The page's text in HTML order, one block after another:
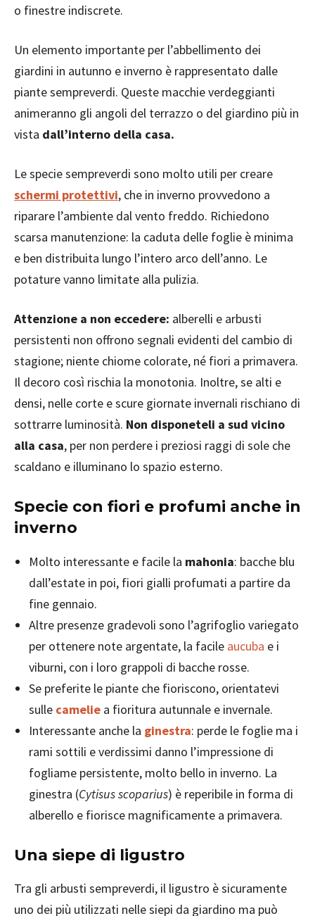
o finestre indiscrete.
Un elemento importante per l’abbellimento dei
giardini in autunno e inverno è rappresentato dalle
piante sempreverdi. Queste macchie verdeggianti
animeranno gli angoli del terrazzo o del giardino più in
vista dall’interno della casa.
Le specie sempreverdi sono molto utili per creare
schermi protettivi, che in inverno provvedono a
riparare l’ambiente dal vento freddo. Richiedono
scarsa manutenzione: la caduta delle foglie è minima
e ben distribuita lungo l’intero arco dell’anno. Le
potature vanno limitate alla pulizia.
Attenzione a non eccedere: alberelli e arbusti
persistenti non offrono segnali evidenti del cambio di
stagione; niente chiome colorate, né fiori a primavera.
Il decoro così rischia la monotonia. Inoltre, se alti e
densi, nelle corte e scure giornate invernali rischiano di
sottrarre luminosità. Non disponeteli a sud vicino
alla casa, per non perdere i preziosi raggi di sole che
scaldano e illuminano lo spazio esterno.
Specie con fiori e profumi anche in
inverno
Molto interessante e facile la mahonia: bacche blu
dall’estate in poi, fiori gialli profumati a partire da
fine gennaio.
Altre presenze gradevoli sono l’agrifoglio variegato
per ottenere note argentate, la facile aucuba e i
viburni, con i loro grappoli di bacche rosse.
Se preferite le piante che fioriscono, orientatevi
sulle camelie a fioritura autunnale e invernale.
Interessante anche la ginestra: perde le foglie ma i
rami sottili e verdissimi danno l’impressione di
fogliame persistente, molto bello in inverno. La
ginestra (Cytisus scoparius) è reperibile in forma di
alberello e fiorisce magnificamente a primavera.
Una siepe di ligustro
Tra gli arbusti sempreverdi, il ligustro è sicuramente
uno dei più utilizzati nelle siepi da giardino ma può